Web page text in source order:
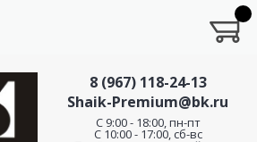
8 (967) 118-24-13
Shaik-Premium@bk.ru
C 9:00 - 18:00, пн-пт
С 10:00 - 17:00, сб-вс